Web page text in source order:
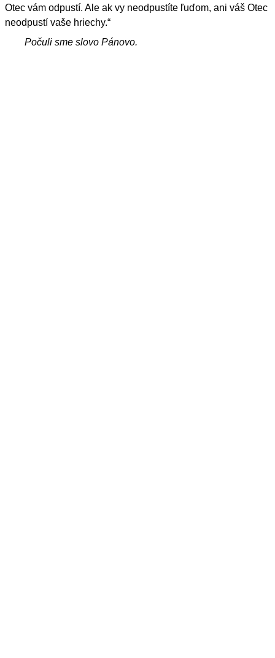
Otec vám odpustí. Ale ak vy neodpustíte ľuďom, ani váš Otec
neodpustí vaše hriechy.“
Počuli sme slovo Pánovo.